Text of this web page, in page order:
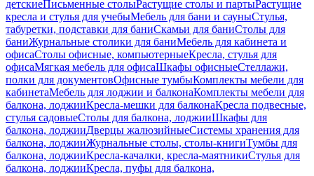
детскиеПисьменные столыРастущие столы и партыРастущие
кресла и стулья для учебыМебель для бани и сауныСтулья,
табуретки, подставки для баниСкамьи для баниСтолы для
баниЖурнальные столики для баниМебель для кабинета и
офисаСтолы офисные, компьютерныеКресла, стулья для
офисаМягкая мебель для офисаШкафы офисныеСтеллажи,
полки для документовОфисные тумбыКомплекты мебели для
кабинетаМебель для лоджии и балконаКомплекты мебели для
балкона, лоджииКресла-мешки для балконаКресла подвесные,
стулья садовыеСтолы для балкона, лоджииШкафы для
балкона, лоджииДверцы жалюзийныеСистемы хранения для
балкона, лоджииЖурнальные столы, столы-книгиТумбы для
балкона, лоджииКресла-качалки, кресла-маятникиСтулья для
балкона, лоджииКресла, пуфы для балкона,